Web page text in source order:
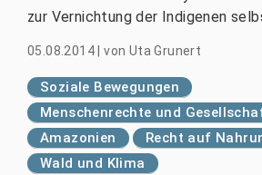
zur Vernichtung der Indigenen
05.08.2014 |von Uta Grunert
Soziale Bewegungen
Menschenrechte und
Amazonien
Recht auf
Wald und Klima